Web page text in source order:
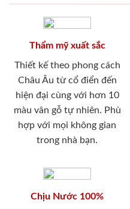
Thẩm mỹ xuất sắc
Thiết kế theo phong cách
Châu Âu từ cổ điển đến
hiện đại cùng với hơn 10
màu vân gỗ tự nhiên. Phù
hợp với mọi không gian
trong nhà bạn.
Chịu Nước 100%